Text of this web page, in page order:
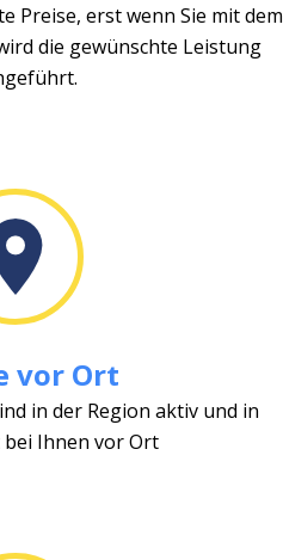
Preise, erst wenn Sie mit dem
die gewünschte Leistung
vor Ort
in der Region aktiv und in
Ihnen vor Ort